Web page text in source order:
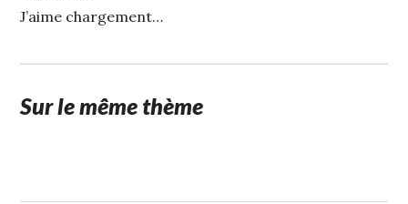
J’aime chargement…
Sur le même thème